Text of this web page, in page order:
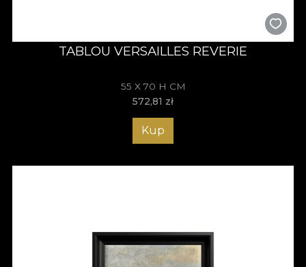
TABLOU VERSAILLES REVERIE
55 X 70 H CM
572,81 zł
Kup